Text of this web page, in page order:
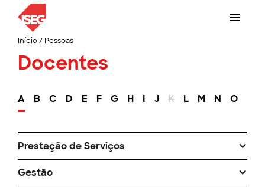
Início/ Pessoas
Docentes
A B C D E F G H I J K L M N O
Prestação de Serviços
Gestão